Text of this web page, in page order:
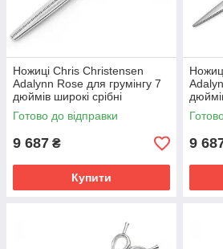
Ножиці Chris Christensen
Adalynn Rose для грумінгу 7
дюймів широкі срібні
Готово до відправки
9 687 ₴
Купити
9